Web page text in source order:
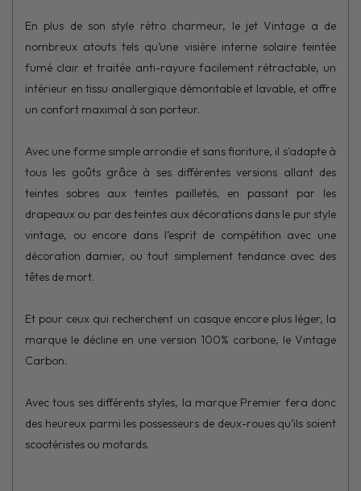
En plus de son style rétro charmeur, le jet Vintage a de
nombreux atouts tels qu’une visière interne solaire teintée
fumé clair et traitée anti-rayure facilement rétractable, un
intérieur en tissu anallergique démontable et lavable, et offre
un confort maximal à son porteur.
Avec une forme simple arrondie et sans fioriture, il s'adapte à
tous les goûts grâce à ses différentes versions allant des
teintes sobres aux teintes pailletés, en passant par les
drapeaux ou par des teintes aux décorations dans le pur style
vintage, ou encore dans l’esprit de compétition avec une
décoration damier, ou tout simplement tendance avec des
têtes de mort.
Et pour ceux qui recherchent un casque encore plus léger, la
marque le décline en une version 100% carbone, le Vintage
Carbon.
Avec tous ses différents styles, la marque Premier fera donc
des heureux parmi les possesseurs de deux-roues qu’ils soient
scootéristes ou motards.